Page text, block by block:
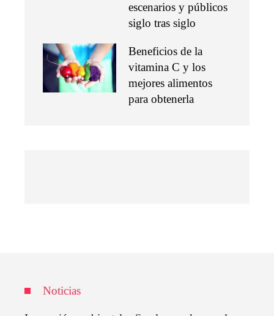
escenarios y públicos
siglo tras siglo
Beneficios de la
vitamina C y los
mejores alimentos
para obtenerla
Noticias